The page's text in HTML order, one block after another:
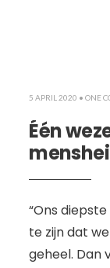
5 APRIL 2020 • ONE
Één
“Ons
te zijn dat
geheel. Dan